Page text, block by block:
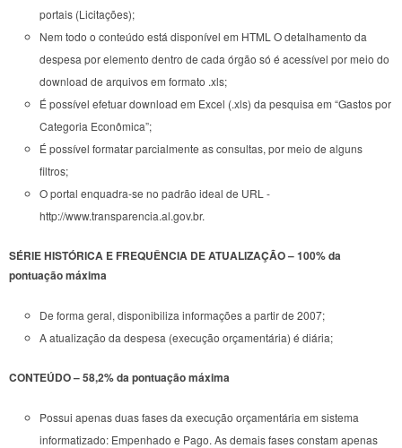
portais (Licitações);
Nem todo o conteúdo está disponível em HTML O detalhamento da
despesa por elemento dentro de cada órgão só é acessível por meio do
download de arquivos em formato .xls;
É possível efetuar download em Excel (.xls) da pesquisa em “Gastos por
Categoria Econômica”;
É possível formatar parcialmente as consultas, por meio de alguns
filtros;
O portal enquadra-se no padrão ideal de URL -
http://www.transparencia.al.gov.br.
SÉRIE HISTÓRICA E FREQUÊNCIA DE ATUALIZAÇÃO – 100% da
pontuação máxima
De forma geral, disponibiliza informações a partir de 2007;
A atualização da despesa (execução orçamentária) é diária;
CONTEÚDO – 58,2% da pontuação máxima
Possui apenas duas fases da execução orçamentária em sistema
informatizado: Empenhado e Pago. As demais fases constam apenas